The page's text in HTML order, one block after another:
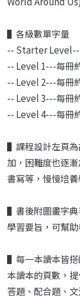
▌各級數單字量
-- Starter
-- Level 1---每冊
-- Level 2---每冊
-- Level 3---每冊
-- Level 4---每冊
▌課程設計左頁為
加，困難度也逐
書寫等，慢慢培
▌書後附圖畫字典
學習要旨，可幫
▌每一本讀本皆
本讀本的頁數，
答題、配合題、